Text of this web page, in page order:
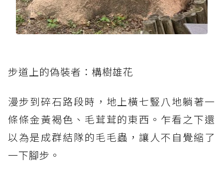
步道上的偽裝者：構樹雄花
漫步到碎石路段時，地上橫七豎八地躺著一
條條金黃褐色、毛茸茸的東西。乍看之下還
以為是成群結隊的毛毛蟲，讓人不自覺縮了
一下腳步。